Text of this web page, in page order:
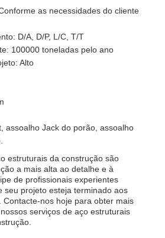
as necessidades do cliente
D/A, D/P, L/C, T/T
100000 toneladas pelo ano
Alto
assoalho Jack do porão, assoalho
estruturais da construção são
a mais alta ao detalhe e à
de profissionais experientes
seu projeto esteja terminado aos
Contacte-nos hoje para obter mais
serviços de aço estruturais